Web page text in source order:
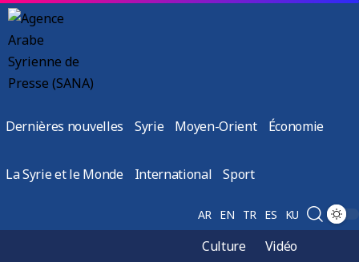
Dernières nouvelles Syrie Moyen-Orient Économie
La Syrie et le Monde International Sport
AR EN TR ES KU
Culture
Vidéo